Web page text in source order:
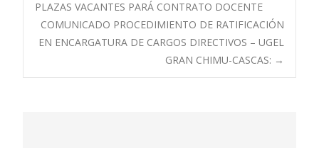
de
entradas
PLAZAS VACANTES PARÁ CONTRATO DOCENTE
COMUNICADO PROCEDIMIENTO DE RATIFICACIÓN
EN ENCARGATURA DE CARGOS DIRECTIVOS – UGEL
GRAN CHIMU-CASCAS: →